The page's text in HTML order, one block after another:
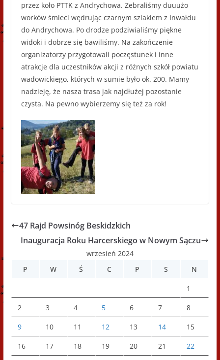
przez koło PTTK z Andrychowa. Zebraliśmy duuużo
worków śmieci wędrując czarnym szlakiem z Inwałdu
do Andrychowa. Po drodze podziwialiśmy piękne
widoki i dobrze się bawiliśmy. Na zakończenie
organizatorzy przygotowali poczęstunek i inne
atrakcje dla uczestników akcji z różnych szkół powiatu
wadowickiego, których w sumie było ok. 200. Mamy
nadzieję, że nasza trasa jak najdłużej pozostanie
czysta. Na pewno wybierzemy się też za rok!
47 Rajd Powsinóg Beskidzkich
Inauguracja Roku Harcerskiego w Nowym Sączu
wrzesień 2024
P
W Ś C P S N
1
2 3 4 5 6 7 8
9 10 11 12 13 14 15
16 17 18 19 20 21 22